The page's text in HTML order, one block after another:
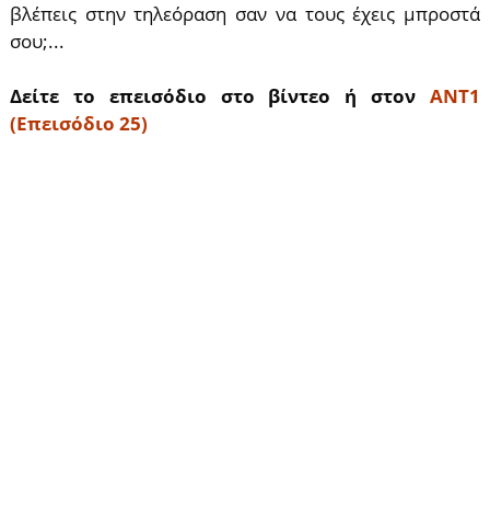
βλέπεις στην τηλεόραση σαν να τους έχεις μπροστά
σου;...
Δείτε το επεισόδιο στο βίντεο ή στονAΝΤ1
(Επεισόδιο 25)